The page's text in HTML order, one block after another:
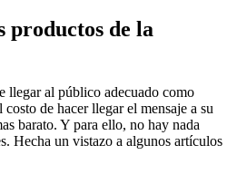
productos de la
llegar al público adecuado como
de hacer llegar el mensaje a su
barato. Y para ello, no hay nada
Hecha un vistazo a algunos artículos